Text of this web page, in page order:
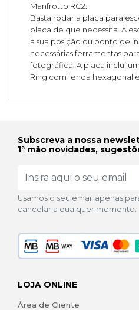
Manfrotto RC2.
Basta rodar a placa para
placa de que necessita. A
a sua posição ou ponto de
necessárias ferramentas
fotográfica. A placa inclui
Ring com fenda hexagonal
Subscreva a nossa
1ª mão novidades,
Usamos o seu email apenas
cancelar a qualquer momento.
LOJA ONLINE
Área de Cliente